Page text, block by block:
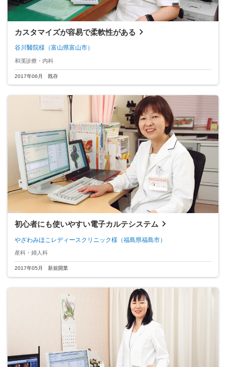
カスタマイズが容易で柔軟性がある
谷川醫院様 （富山県富山市）
和漢診療・内科
2017年06月 既存
初心者にも使いやすい電子カルテシステム
やざわみほこレディースクリニック様 （福島県福島市）
産科・婦人科
2017年05月 新規開業